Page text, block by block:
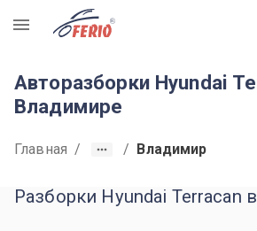
R
Авторазборки Hyundai
Владимире
Главная / / Владимир
Разборки Hyundai Terracan